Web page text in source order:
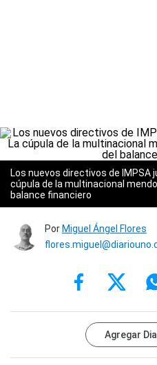
Los nuevos directivos de IMPSA
cúpula de la multinacional
balance financiero
Por Miguel Ángel Flores
Agregar